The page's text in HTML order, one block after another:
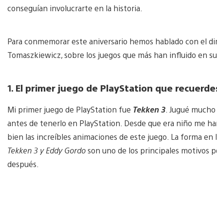
conseguían involucrarte en la historia.
Para conmemorar este aniversario hemos hablado con el
Tomaszkiewicz, sobre los juegos que más han influido en
1. El primer juego de PlayStation que
Mi primer juego de PlayStation fue Tekken 3. Jugué
antes de tenerlo en PlayStation. Desde que era niño me
bien las increíbles animaciones de este juego. La forma
Tekken 3 y Eddy Gordoson uno de los principales motivos
después.